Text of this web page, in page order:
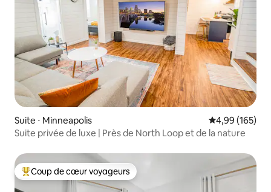
Suite ⋅ Minneapolis Évaluation
4,99 (165)
Suite privée de luxe | Près de North Loop et de la nature
Coups de cœur voyageurs les plus appréciés
Coup de cœur voyageurs